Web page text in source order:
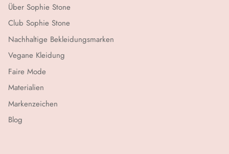
Über Sophie Stone
Club Sophie Stone
Nachhaltige Bekleidungsmarken
Vegane Kleidung
Faire Mode
Materialien
Markenzeichen
Blog